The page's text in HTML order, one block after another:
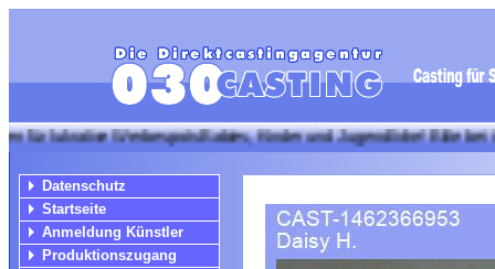
Werbespots Babies, Kinder und Jugendliche! Bitte bei
Datenschutz
Startseite
Anmeldung Künstler
Produktionszugang